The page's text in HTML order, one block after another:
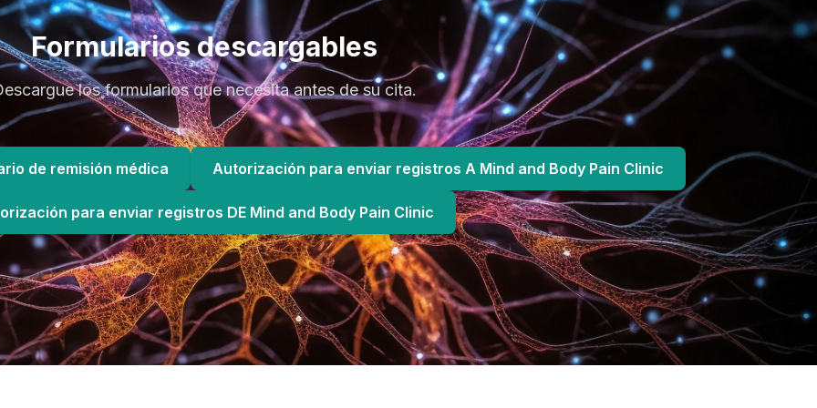
Formularios descargables
los formularios que necesita antes de su cita.
de remisión médica Autorización para enviar registros A Mind and Body Pain Clinic
para enviar registros DE Mind and Body Pain Clinic